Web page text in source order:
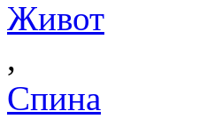
Живот
,
Спина